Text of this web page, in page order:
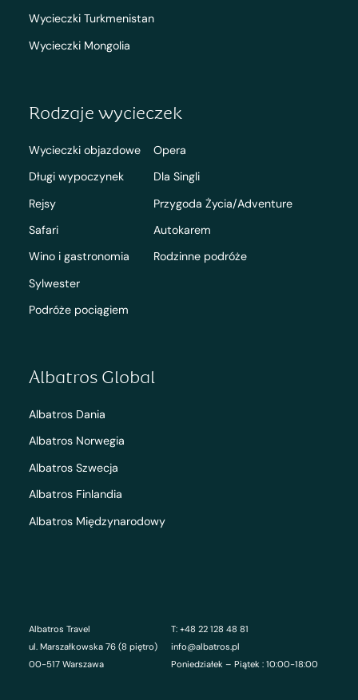
Wycieczki Turkmenistan
Wycieczki Mongolia
Albatros Travel
ul. Marszałkowska 76 (8 piętro)
00-517 Warszawa
T: +48 22 128 48 81
info@albatros.pl
Poniedziałek – Piątek : 10:00-18:00
Rodzaje wycieczek
Wycieczki objazdowe
Długi wypoczynek
Rejsy
Safari
Wino i gastronomia
Sylwester
Podróże pociągiem
Opera
Dla Singli
Przygoda Życia/Adventure
Autokarem
Rodzinne podróże
Albatros Global
Albatros Dania
Albatros Norwegia
Albatros Szwecja
Albatros Finlandia
Albatros Międzynarodowy